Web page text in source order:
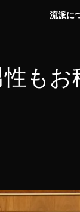
流派に
性もお